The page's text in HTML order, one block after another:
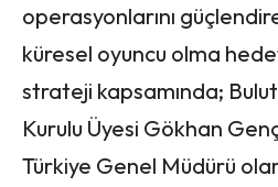
operasyonlarını
küresel oyuncu olma
strateji kapsamında;
Kurulu Üyesi Gökhan
Türkiye Genel Müdürü